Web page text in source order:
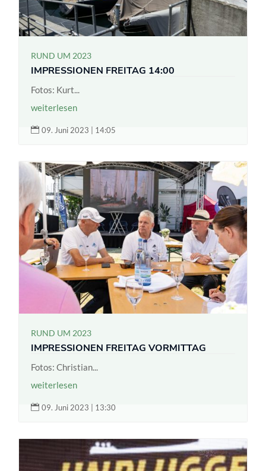
RUND UM 2023
IMPRESSIONEN FREITAG 14:00
Fotos: Kurt...
weiterlesen
 09. Juni 2023 | 14:05
RUND UM 2023
IMPRESSIONEN FREITAG VORMITTAG
Fotos: Christian...
weiterlesen
 09. Juni 2023 | 13:30